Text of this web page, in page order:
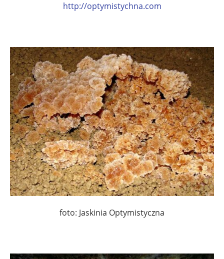
http://optymistychna.com
foto: Jaskinia Optymistyczna